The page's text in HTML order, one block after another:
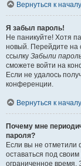
Вернуться к началу
Я забыл пароль!
Не паникуйте! Хотя
новый. Перейдите на
ссылку Забыли
сможете войти на
Если не удалось
конференции.
Вернуться к началу
Почему мне
пароля?
Если вы не отметили
оставаться под
ограниченное время.